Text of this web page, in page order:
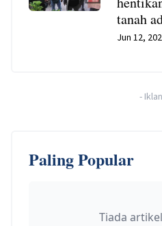
tanah
Jun 12,
- Iklan
Paling Popular
Tiada